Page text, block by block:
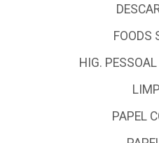
FOODS
HIG.
PAPEL